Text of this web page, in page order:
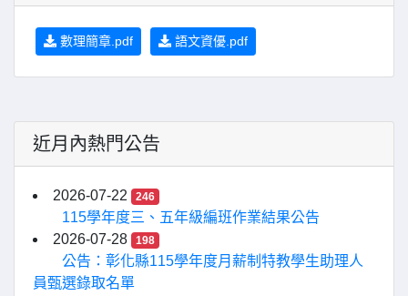
數理簡章.pdf 語文資優.pdf
近月內熱門公告
2026-07-22 246
115學年度三、五年級編班作業結果公告
2026-07-28
198
公告：彰化縣115學年度月薪制特教學生助理人
員甄選錄取名單